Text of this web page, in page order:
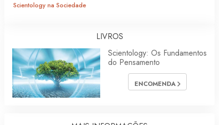
Scientology na Sociedade
LIVROS
Scientology: Os Fundamentos
do Pensamento
ENCOMENDA